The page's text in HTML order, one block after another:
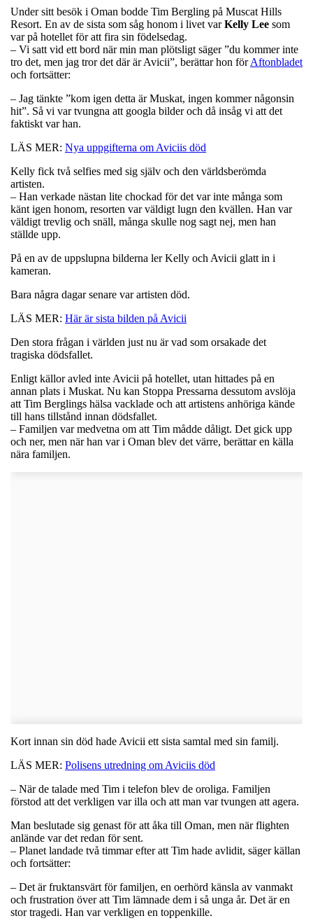
Under sitt besök i Oman bodde Tim Bergling på Muscat Hills
Resort. En av de sista som såg honom i livet varKelly Lee som
var på hotellet för att fira sin födelsedag.
– Vi satt vid ett bord när min man plötsligt säger ”du kommer inte
tro det, men jag tror det där är Avicii”, berättar hon förAftonbladet
och fortsätter:
– Jag tänkte ”kom igen detta är Muskat, ingen kommer någonsin
hit”. Så vi var tvungna att googla bilder och då insåg vi att det
faktiskt var han.
LÄS MER: Nya uppgifterna om Aviciis död
Kelly fick två selfies med sig själv och den världsberömda
artisten.
– Han verkade nästan lite chockad för det var inte många som
känt igen honom, resorten var väldigt lugn den kvällen. Han var
väldigt trevlig och snäll, många skulle nog sagt nej, men han
ställde upp.
På en av de uppslupna bilderna ler Kelly och Avicii glatt in i
kameran.
Bara några dagar senare var artisten död.
LÄS MER: Här är sista bilden på Avicii
Den stora frågan i världen just nu är vad som orsakade det
tragiska dödsfallet.
Enligt källor avled inte Avicii på hotellet, utan hittades på en
annan plats i Muskat. Nu kan Stoppa Pressarna dessutom avslöja
att Tim Berglings hälsa vacklade och att artistens anhöriga kände
till hans tillstånd innan dödsfallet.
– Familjen var medvetna om att Tim mådde dåligt. Det gick upp
och ner, men när han var i Oman blev det värre, berättar en källa
nära familjen.
Kort innan sin död hade Avicii ett sista samtal med sin familj.
LÄS MER: Polisens utredning om Aviciis död
– När de talade med Tim i telefon blev de oroliga. Familjen
förstod att det verkligen var illa och att man var tvungen att agera.
Man beslutade sig genast för att åka till Oman, men när flighten
anlände var det redan för sent.
– Planet landade två timmar efter att Tim hade avlidit, säger källan
och fortsätter:
– Det är fruktansvärt för familjen, en oerhörd känsla av vanmakt
och frustration över att Tim lämnade dem i så unga år. Det är en
stor tragedi. Han var verkligen en toppenkille.